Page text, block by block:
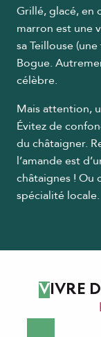
Grillé, glacé, en
marron est une
sa Teillouse
Bogue.
célèbre.
Mais attention,
Évitez de
du châtaigner.
l’amande est
châtaignes ! Ou
spécialité locale.
VIVRE